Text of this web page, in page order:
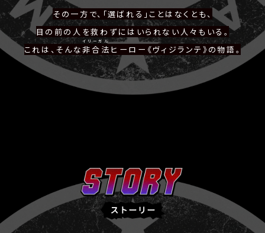
その一方で、「選ばれる」ことはなくとも、
目の前の人を救わずにはいられない人々もいる。
これは、そんな非合法
イリーガル
ヒーロー《ヴィジランテ》の物語。
T
O
R
ス
ト